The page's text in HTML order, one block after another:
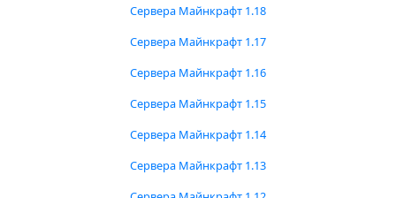
Сервера Майнкрафт 1.18
Сервера Майнкрафт 1.17
Сервера Майнкрафт 1.16
Сервера Майнкрафт 1.15
Сервера Майнкрафт 1.14
Сервера Майнкрафт 1.13